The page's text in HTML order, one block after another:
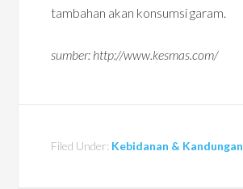
tambahan akan konsumsi garam.
sumber: http://www.kesmas.com/
Filed Under: Kebidanan & Kandungan